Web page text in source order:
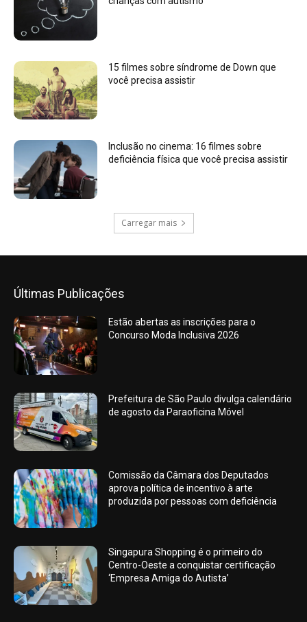
15 filmes sobre síndrome de Down que
você precisa assistir
Inclusão no cinema: 16 filmes sobre
deficiência física que você precisa assistir
Carregar mais
Últimas Publicações
Estão abertas as inscrições para o
Concurso Moda Inclusiva 2026
Prefeitura de São Paulo divulga calendário
de agosto da Paraoficina Móvel
Comissão da Câmara dos Deputados
aprova política de incentivo à arte
produzida por pessoas com deficiência
Singapura Shopping é o primeiro do
Centro-Oeste a conquistar certificação
‘Empresa Amiga do Autista’